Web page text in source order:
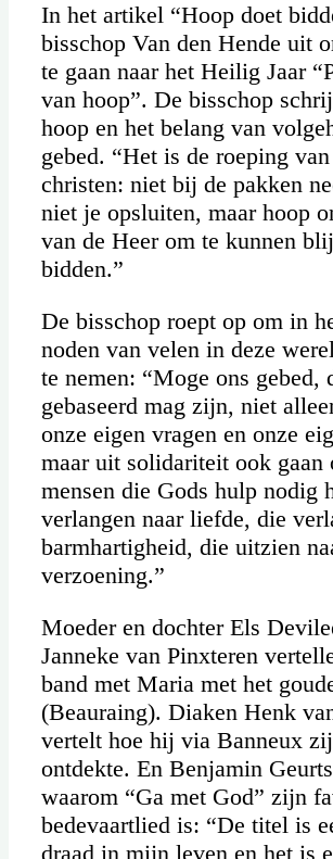
In het artikel “Hoop doet
bisschop Van den Hende uit
te gaan naar het Heilig Jaar
van hoop”. De bisschop
hoop en het belang van
gebed. “Het is de roeping
christen: niet bij de pakken
niet je opsluiten, maar hoop
van de Heer om te kunnen
bidden.”
De bisschop roept op om in
noden van velen in deze
te nemen: “Moge ons gebed,
gebaseerd mag zijn, niet
onze eigen vragen en onze
maar uit solidariteit ook gaan
mensen die Gods hulp nodig
verlangen naar liefde, die
barmhartigheid, die uitzien
verzoening.”
Moeder en dochter Els
Janneke van Pinxteren
band met Maria met het
(Beauraing). Diaken Henk
vertelt hoe hij via Banneux
ontdekte. En Benjamin
waarom “Ga met God” zijn
bedevaartlied is: “De titel is
draad in mijn leven en het is